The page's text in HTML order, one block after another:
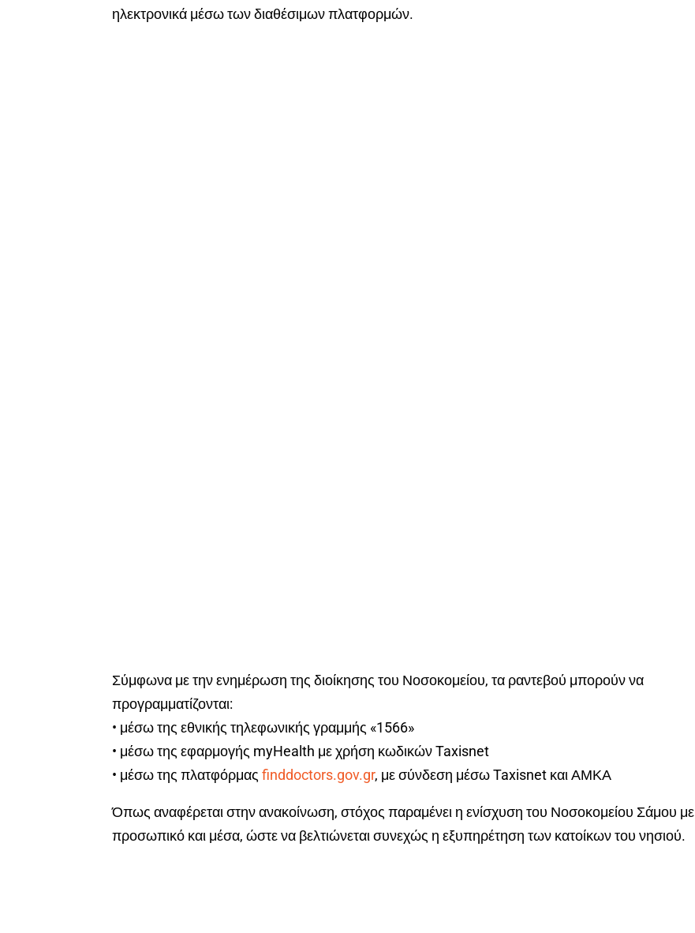
ηλεκτρονικά μέσω των διαθέσιμων πλατφορμών.
Σύμφωνα με την ενημέρωση της διοίκησης του Νοσοκομείου, τα ραντεβού μπορούν να
προγραμματίζονται:
• μέσω της εθνικής τηλεφωνικής γραμμής «1566»
• μέσω της εφαρμογής myHealth με χρήση κωδικών Taxisnet
• μέσω της πλατφόρμας finddoctors.gov.gr, με σύνδεση μέσω Taxisnet και ΑΜΚΑ
Όπως αναφέρεται στην ανακοίνωση, στόχος παραμένει η ενίσχυση του Νοσοκομείου Σάμου με
προσωπικό και μέσα, ώστε να βελτιώνεται συνεχώς η εξυπηρέτηση των κατοίκων του νησιού.